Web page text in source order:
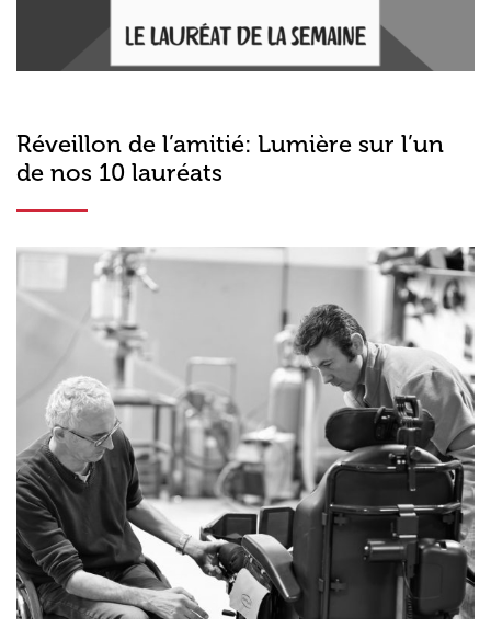
Réveillon de l’amitié: Lumière sur l’un
de nos 10 lauréats